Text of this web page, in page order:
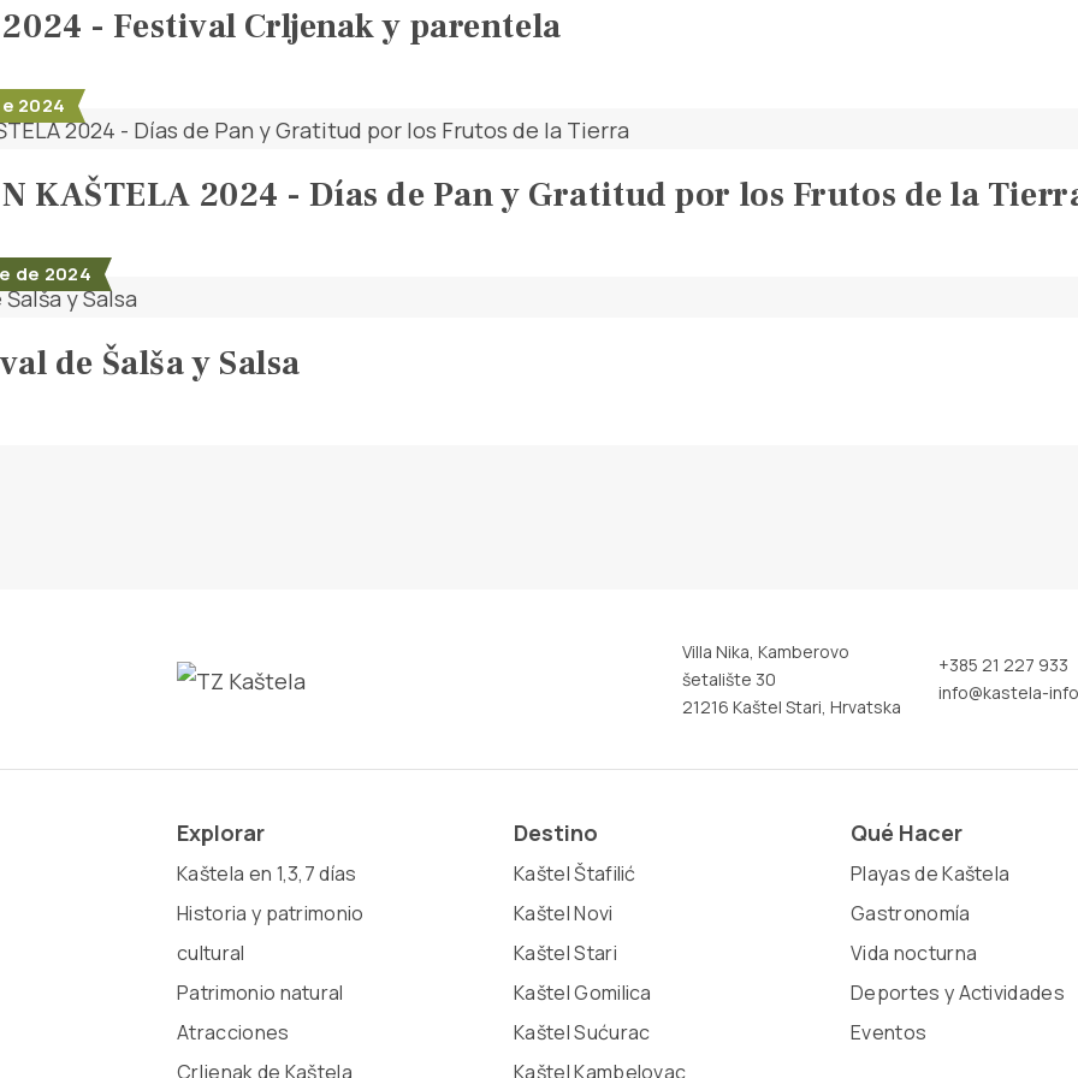
- Festival Crljenak y parentela
2024
KAŠTELA 2024 - Días de Pan y Gratitud por los Frutos de la
de 2024
de Šalša y Salsa
Villa Nika, Kamberovo
šetalište 30
21216 Kaštel Stari, Hrvatska
+385 21 227 933
info@kastela-
Explorar
Kaštela en 1,3,7 días
Historia y patrimonio
cultural
Patrimonio natural
Atracciones
Crljenak de Kaštela
Destino
Kaštel Štafilić
Kaštel Novi
Kaštel Stari
Kaštel Gomilica
Kaštel Sućurac
Kaštel Kambelovac
Qué Hacer
Playas de Kaštela
Gastronomía
Vida nocturna
Deportes y Actividades
Eventos